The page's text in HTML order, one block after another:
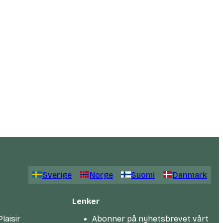
Sverige Norge Suomi Danmark
Lenker
Abonner på nyhetsbrevet vårt